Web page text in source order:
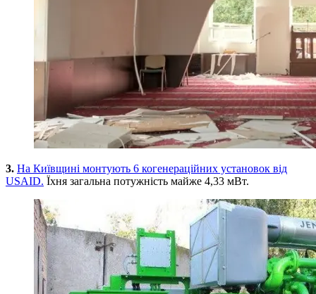
3. На Київщині монтують 6 когенераційних установок від
USAID. Їхня загальна потужність майже 4,33 мВт.